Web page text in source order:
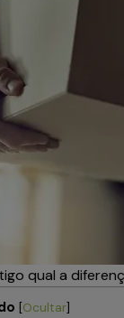
qual a
[Ocultar]